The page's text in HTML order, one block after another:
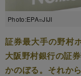
Photo:EPA=JIJI
証券最大手の野村
大阪野村銀行の証
かのぼる。それか